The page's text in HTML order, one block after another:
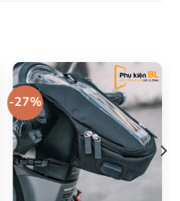
-27%